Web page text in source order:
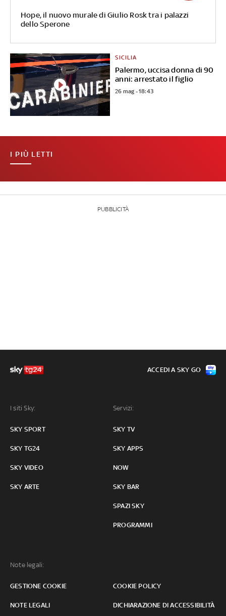
Hope, il nuovo murale di Giulio Rosk tra i palazzi
dello Sperone
Palermo, uccisa donna di 90
anni: arrestato il figlio
SICILIA
26 mag - 18:43
I PIÙ LETTI
PUBBLICITÀ
I siti Sky:
SKY SPORT
SKY TG24
SKY VIDEO
SKY ARTE
Servizi:
SKY TV
SKY APPS
NOW
SKY BAR
SPAZI SKY
PROGRAMMI
Note legali:
GESTIONE COOKIE COOKIE POLICY
NOTE LEGALI DICHIARAZIONE DI ACCESSIBILITÀ
ACCEDI A SKY GO